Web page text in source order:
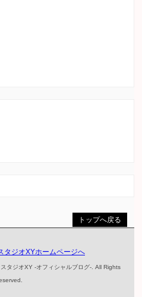
トップへ戻る
タジオXYホームページへ
タジオXY -オフィシャルブログ-. All Rights